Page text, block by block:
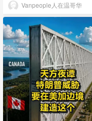
Vanpeople人在温哥华